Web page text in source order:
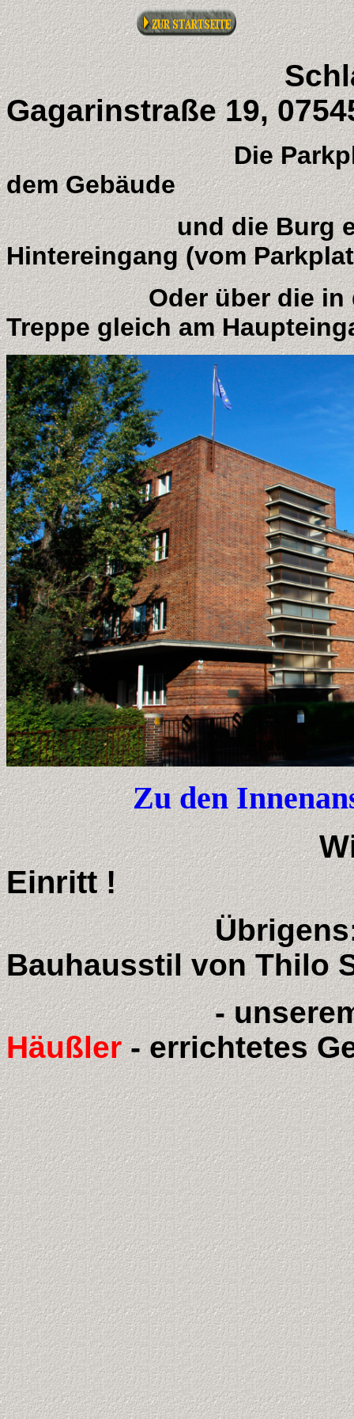
Gagarinstraße 19,
Die Parkplätze
dem Gebäude
und die Burg
Hintereingang (vom
Oder über die in das
Treppe gleich am
Zu den
Einritt !
Übrigens: Das
Bauhausstil von Thilo
- unserem
Häußler - errichtetes